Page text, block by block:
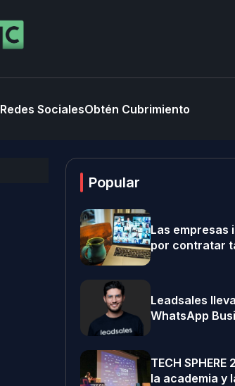
Redes SocialesObtén Cubrimiento
Popular
Las empresas
por contratar
Leadsales
WhatsApp
TECH
la academia y